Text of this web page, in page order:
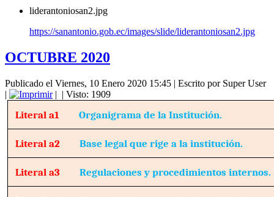
liderantoniosan2.jpg
https://sanantonio.gob.ec/images/slide/liderantoniosan2.jpg
OCTUBRE 2020
Publicado el Viernes, 10 Enero 2020 15:45 | Escrito por Super User
|
| | Visto: 1909
Literal a1Organigrama de la Institución.
Literal a2Base legal que rige a la institución.
Literal a3Regulaciones y procedimientos internos.